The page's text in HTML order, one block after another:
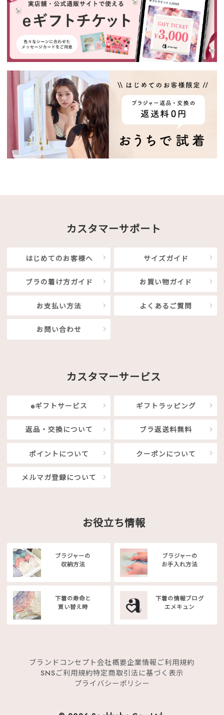
カスタマーサポート
はじめてのお客様へ サイズガイド
ブラの着け方ガイド お買い物ガイド
お支払い方法 よくあるご質問
お問い合わせ
カスタマーサービス
eギフトサービス ギフトラッピング
返品・交換について ブラ返送料無料
ポイントについて クーポンについて
メルマガ登録について
お役立ち情報
ブラジャーの
収納方法
ブラジャーの
お手入れ方法
下着の寿命と
買い替え時
下着の情報ブログ
エメキュン
ブランドコンセプト会社概要企業情報 ご利用規約
SNSご利用規約特定商取引法に基づく表示
プライバシーポリシー